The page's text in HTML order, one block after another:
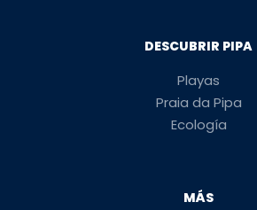
DESCUBRIR PIPA
Playas
Praia da Pipa
Ecología
MÁS